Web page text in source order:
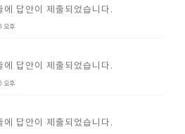
오후
답안이 제출되었습니다.
오후
답안이 제출되었습니다.
답안이 제출되었습니다.